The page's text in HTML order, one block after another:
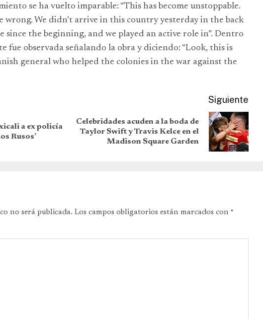
se ha vuelto imparable: “This has become unstoppable.
We didn’t arrive in this country yesterday in the back
since the beginning, and we played an active role in”. Dentro
fue observada señalando la obra y diciendo: “Look, this is
general who helped the colonies in the war against the
a ex policía
Rusos’
Siguiente
Celebridades acuden a la boda de
Taylor Swift y Travis Kelce en el
Madison Square Garden
no será publicada. Los campos obligatorios están marcados con *